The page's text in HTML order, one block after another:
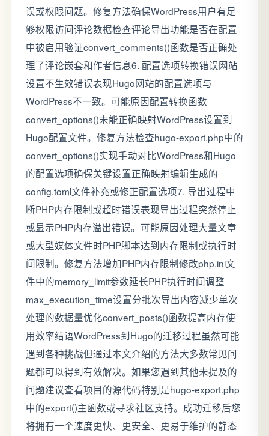
误或权限问题。修复方法确保WordPress用户有足
够权限访问评论数据检查评论导出功能是否在配置
中被启用验证convert_comments()函数是否正确处
理了评论嵌套和作者信息6. 配置选项转换错误网站
设置不生效错误表现Hugo网站的配置选项与
WordPress不一致。可能原因配置转换函数
convert_options()未能正确映射WordPress设置到
Hugo配置文件。修复方法检查hugo-export.php中的
convert_options()实现手动对比WordPress和Hugo
的配置选项确保关键设置正确映射编辑生成的
config.toml文件补充或修正配置选项7. 导出过程中
断PHP内存限制或超时错误表现导出过程突然停止
或显示PHP内存溢出错误。可能原因处理大量文章
或大型媒体文件时PHP脚本达到内存限制或执行时
间限制。修复方法增加PHP内存限制修改php.ini文
件中的memory_limit参数延长PHP执行时间调整
max_execution_time设置分批次导出内容减少单次
处理的数据量优化convert_posts()函数提高内存使
用效率结语WordPress到Hugo的迁移过程虽然可能
遇到各种挑战但通过本文介绍的方法大多数常见问
题都可以得到有效解决。如果您遇到其他未提及的
问题建议查看项目的源代码特别是hugo-export.php
中的export()主函数或寻求社区支持。成功迁移后您
将拥有一个速度更快、更安全、更易于维护的静态